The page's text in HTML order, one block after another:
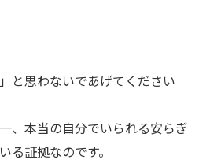
と思わないであげてください
、本当の自分でいられる安らぎ
る証拠なのです。